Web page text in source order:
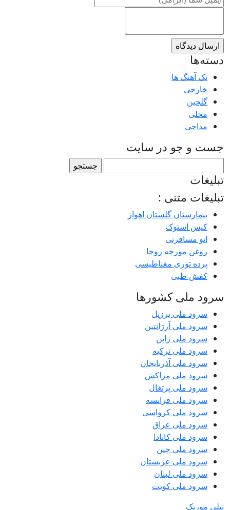
دسته‌ها
تک آهنگ ها
خارجی
گلچین
محلی
مداحی
جست و جو در سایت
برای:
تبلیغات
تبلیغات متنی :
بیمارستان گلستان اهواز
کیس استوک
اتو مسافرتی
روغن مورچه روجا
پرده توری مغناطیسی
کفش طبی
سرود ملی کشورها
سرود ملی برزیل
سرود ملی آرژانتین
سرود ملی ژاپن
سرود ملی ترکیه
سرود ملی آذربایجان
سرود ملی مراکش
سرود ملی پرتغال
سرود ملی فرانسه
سرود ملی کرواسی
سرود ملی عراق
سرود ملی کانادا
سرود ملی چین
سرود ملی عربستان
سرود ملی لبنان
سرود ملی کویت
نیلی موزیک